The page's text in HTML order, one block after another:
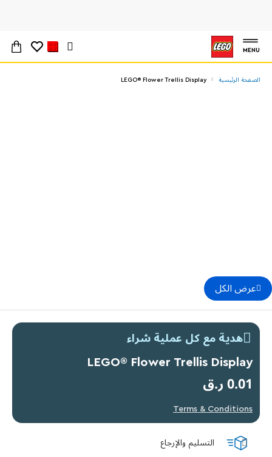
MENU
الصفحة الرئيسية LEGO® Flower Trellis Display
عرض الكل
هدية مع كل عملية شراء
LEGO® Flower Trellis Display
0.01 ر.ق
Terms & Conditions
التسليم والإرجاع